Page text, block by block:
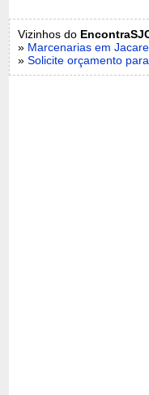
Vizinhos do
» Marcenarias em
»Solicite orçamento